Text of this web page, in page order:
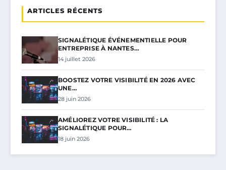
ARTICLES RÉCENTS
SIGNALÉTIQUE ÉVÉNEMENTIELLE POUR
ENTREPRISE À NANTES…
14 juillet 2026
BOOSTEZ VOTRE VISIBILITÉ EN 2026 AVEC
UNE…
28 juin 2026
AMÉLIOREZ VOTRE VISIBILITÉ : LA
SIGNALÉTIQUE POUR…
18 juin 2026